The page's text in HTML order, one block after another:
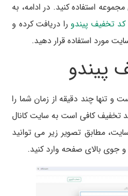
استفاده کنید. در ادامه، به
کد تخفیف پیندو را دریافت کرده و
مورد استفاده قرار دهید.
پیندو
و تنها چند دقیقه از زمان شما را
تخفیف کافی است به سایت کانال
مطابق تصویر زیر می توانید
و جوی بالای صفحه وارد کنید.